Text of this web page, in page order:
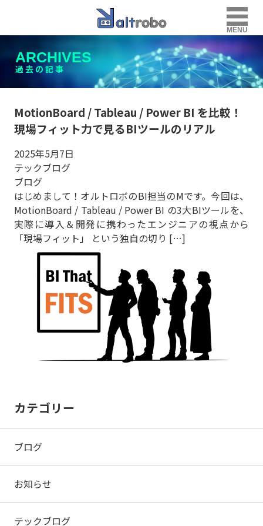
MENU
ARCHIVES
過去の記事
MotionBoard / Tableau / Power BI を比較！
現場フィット力で見るBIツールのリアル
2025年5月7日
テックブログ
ブログ
はじめまして！オルトロボのBI担当のMです。今回は、
MotionBoard / Tableau / Power BI の3大BIツールを、
実際に導入＆開発に携わったエンジニアの視点から
「現場フィット」 という独自の切り […]
カテゴリー
ブログ
お知らせ
テックブログ